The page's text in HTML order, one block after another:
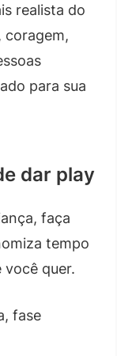
realista do
coragem,
para sua
dar play
faça
tempo
você quer.
fase